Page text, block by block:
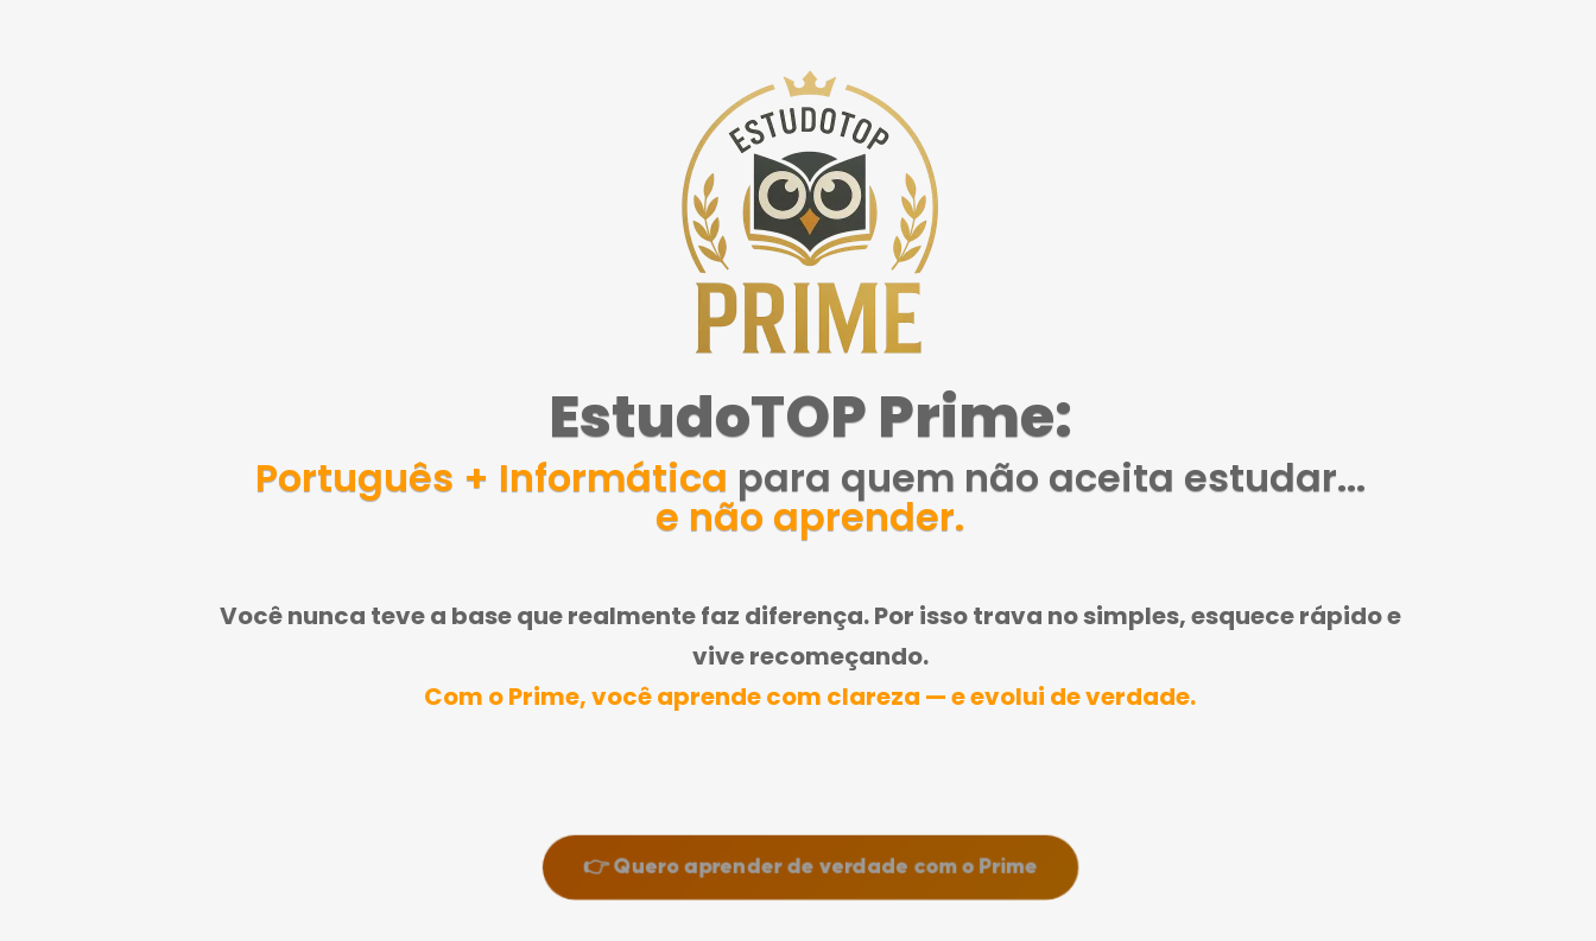
EstudoTOP Prime:
Português + Informática para quem não aceita estudar...
e não aprender.
Você nunca teve a base que realmente faz diferença. Por isso trava no simples, esquece rápido e
vive recomeçando.
Com o Prime, você aprende com clareza — e evolui de verdade.
👉 Quero aprender de verdade com o Prime